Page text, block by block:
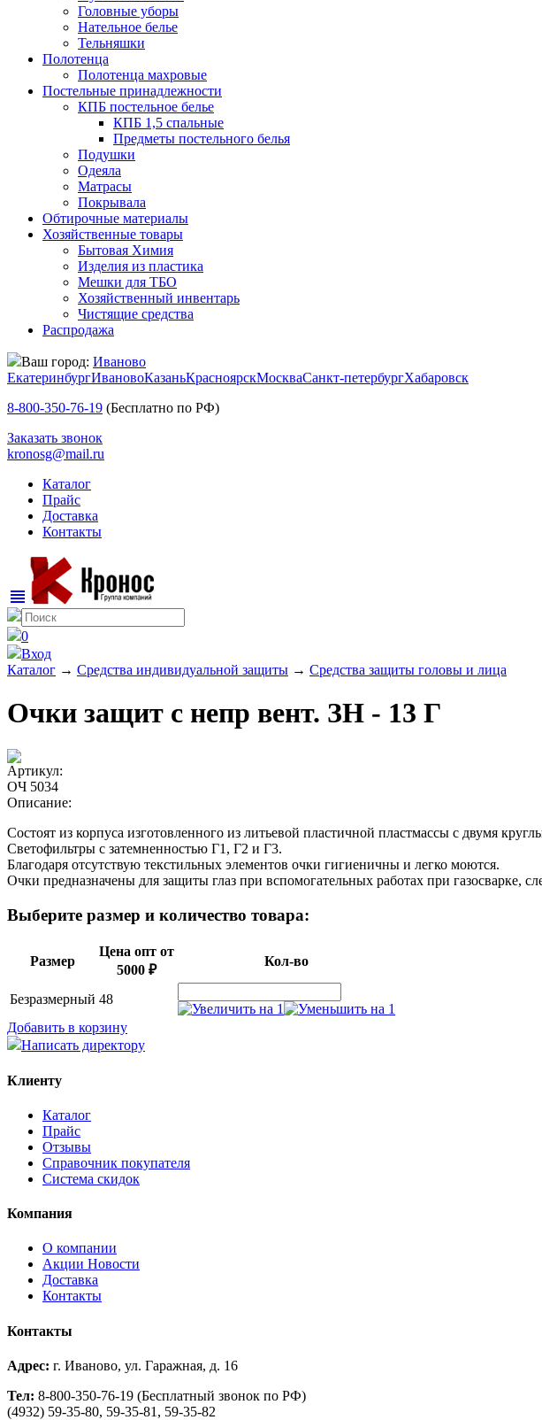
Головные уборы
Нательное белье
Тельняшки
Полотенца
Полотенца махровые
Постельные принадлежности
КПБ постельное белье
КПБ 1,5 спальные
Предметы постельного белья
Подушки
Одеяла
Матрасы
Покрывала
Обтирочные материалы
Хозяйственные товары
Бытовая Химия
Изделия из пластика
Мешки для ТБО
Хозяйственный инвентарь
Чистящие средства
Распродажа
Ваш город: Иваново
ЕкатеринбургИвановоКазаньКрасноярскМоскваСанкт-петербургХабаровск
8-800-350-76-19 (Бесплатно по РФ)
Заказать звонок
kronosg@mail.ru
Каталог
Прайс
Доставка
Контакты
view_headline
0
Вход
Каталог → Средства индивидуальной защиты → Средства защиты головы и лица
Очки защит с непр вент. ЗН - 13 Г
Артикул:
ОЧ 5034
Описание:
Состоят из корпуса изготовленного из литьевой пластичной пластмассы с двумя
Светофильтры с затемненностью Г1, Г2 и Г3.
Благодаря отсутствую текстильных элементов очки гигиеничны и легко моются.
Очки предназначены для защиты глаз при вспомогательных работах при газосварке,
Выберите размер и количество товара:
Размер
Цена опт от
5000 ₽
Кол-во
Безразмерный 48
Добавить в корзину
Написать директору
Клиенту
Каталог
Прайс
Отзывы
Справочник покупателя
Система скидок
Компания
О компании
Aкции Новости
Доставка
Контакты
Контакты
Адрес: г. Иваново, ул. Гаражная, д. 16
Тел: 8-800-350-76-19 (Бесплатный звонок по РФ)
(4932) 59-35-80, 59-35-81, 59-35-82